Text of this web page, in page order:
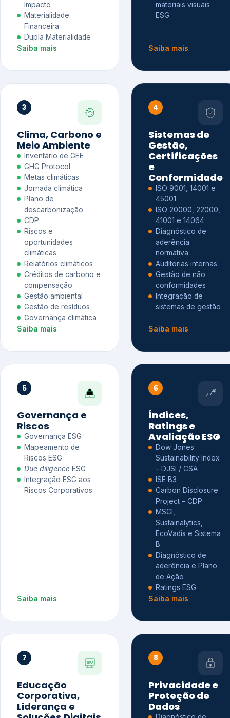
Impacto
Materialidade
Financeira
Dupla Materialidade
Saiba mais
materiais visuais
ESG
Saiba mais
3
Clima, Carbono e
Meio Ambiente
Inventário de GEE
GHG Protocol
Metas climáticas
Jornada climática
Plano de
descarbonização
CDP
Riscos e
oportunidades
climáticas
Relatórios climáticos
Créditos de carbono e
compensação
Gestão ambiental
Gestão de resíduos
Governança climática
Saiba mais
4
Sistemas de
Gestão,
Certificações
e
Conformidade
ISO 9001, 14001 e
45001
ISO 20000, 22000,
41001 e 14064
Diagnóstico de
aderência
normativa
Auditorias internas
Gestão de não
conformidades
Integração de
sistemas de gestão
Saiba mais
5
Governança e
Riscos
Governança ESG
Mapeamento de
Riscos ESG
Due diligence ESG
Integração ESG aos
Riscos Corporativos
Saiba mais
6
Índices,
Ratings e
Avaliação ESG
Dow Jones
Sustainability Index
– DJSI / CSA
ISE B3
Carbon Disclosure
Project – CDP
MSCI,
Sustainalytics,
EcoVadis e Sistema
B
Diagnóstico de
aderência e Plano
de Ação
Ratings ESG
Saiba mais
7
Educação
Corporativa,
Liderança e
8
Privacidade e
Proteção de
Dados